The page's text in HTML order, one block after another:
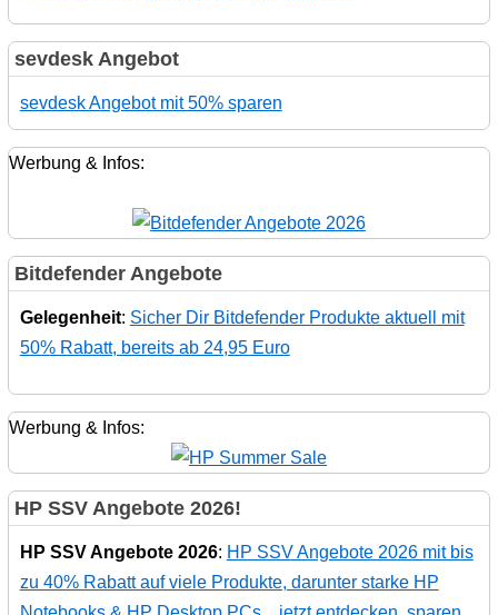
sevdesk Angebot
sevdesk Angebot mit 50% sparen
Werbung & Infos:
Bitdefender Angebote
Gelegenheit: Sicher Dir Bitdefender Produkte aktuell mit
50% Rabatt, bereits ab 24,95 Euro
Werbung & Infos:
HP SSV Angebote 2026!
HP SSV Angebote 2026: HP SSV Angebote 2026 mit bis
zu 40% Rabatt auf viele Produkte, darunter starke HP